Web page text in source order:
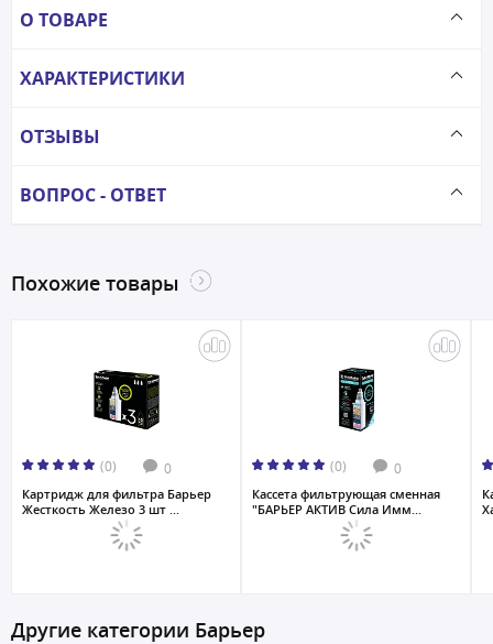
О ТОВАРЕ
ХАРАКТЕРИСТИКИ
ОТЗЫВЫ
ВОПРОС - ОТВЕТ
Похожие товары
(0) 0
Картридж для фильтра Барьер
Жесткость Железо 3 шт ...
(0) 0
Кассета фильтрующая сменная
"БАРЬЕР АКТИВ Сила Имм...
Другие категории Барьер